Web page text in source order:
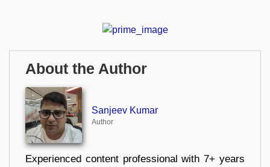
About the Author
Sanjeev Kumar
Author
Experienced content professional with 7+ years